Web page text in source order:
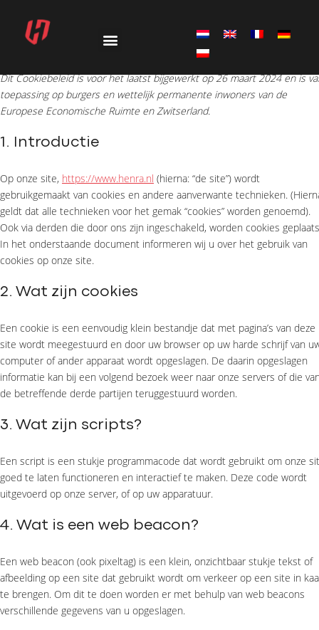
Dit Cookiebeleid is voor het laatst bijgewerkt op 26 maart 2024 en is
toepassing op burgers en wettelijk permanente inwoners van de
Europese Economische Ruimte en Zwitserland.
1. Introductie
Op onze site, https://www.henra.nl (hierna: “de site”) wordt
gebruikgemaakt van cookies en andere aanverwante technieken.
geldt dat alle technieken voor het gemak “cookies” worden genoemd).
Ook via derden die door ons zijn ingeschakeld, worden cookies
In het onderstaande document informeren wij u over het gebruik van
cookies op onze site.
2. Wat zijn cookies
Een cookie is een eenvoudig klein bestandje dat met pagina’s van deze
site wordt meegestuurd en door uw browser op uw harde schrijf van
computer of ander apparaat wordt opgeslagen. De daarin opgeslagen
informatie kan bij een volgend bezoek weer naar onze servers of die
de betreffende derde partijen teruggestuurd worden.
3. Wat zijn scripts?
Een script is een stukje programmacode dat wordt gebruikt om onze
goed te laten functioneren en interactief te maken. Deze code wordt
uitgevoerd op onze server, of op uw apparatuur.
4. Wat is een web beacon?
Een web beacon (ook pixeltag) is een klein, onzichtbaar stukje tekst of
afbeelding op een site dat gebruikt wordt om verkeer op een site in
te brengen. Om dit te doen worden er met behulp van web beacons
verschillende gegevens van u opgeslagen.